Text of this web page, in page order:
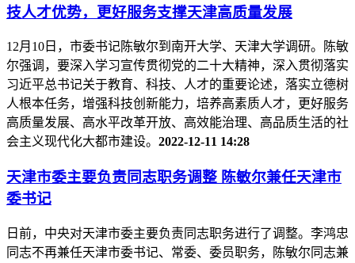
技人才优势，更好服务支撑天津高质量发展
12月10日，市委书记陈敏尔到南开大学、天津大学调研。陈敏
尔强调，要深入学习宣传贯彻党的二十大精神，深入贯彻落实
习近平总书记关于教育、科技、人才的重要论述，落实立德树
人根本任务，增强科技创新能力，培养高素质人才，更好服务
高质量发展、高水平改革开放、高效能治理、高品质生活的社
会主义现代化大都市建设。 2022-12-11 14:28
天津市委主要负责同志职务调整 陈敏尔兼任天津市
委书记
日前，中央对天津市委主要负责同志职务进行了调整。李鸿忠
同志不再兼任天津市委书记、常委、委员职务，陈敏尔同志兼